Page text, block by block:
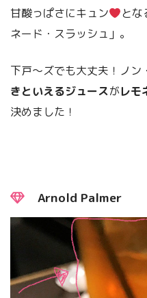
甘酸っぱさにキュン
とな
ネード・スラッシュ」。
下戸～ズでも大丈夫！ノン
きといえるジュースがレモ
決めました！
Arnold Palmer